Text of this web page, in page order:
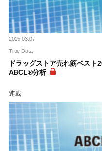
2025.03.07
True Data
ドラッグストア売れ筋ベスト
ABCL®分析
連載